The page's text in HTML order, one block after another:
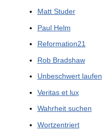
Matt Studer
Paul Helm
Reformation21
Rob Bradshaw
Unbeschwert laufen
Veritas et lux
Wahrheit suchen
Wortzentriert